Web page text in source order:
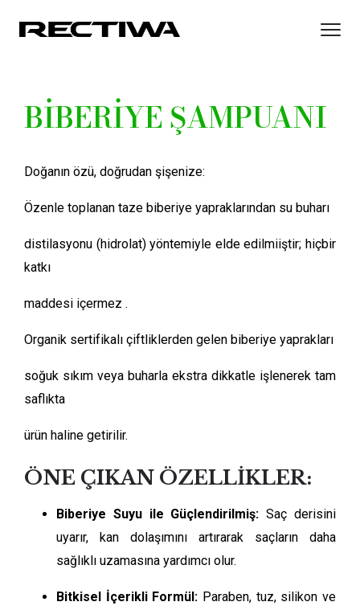
BİBERİYE ŞAMPUANI
Doğanın özü, doğrudan şişenize:
Özenle toplanan taze biberiye yapraklarından su buharı
distilasyonu (hidrolat) yöntemiyle elde edilmiiştir; hiçbir
katkı
maddesi içermez .
Organik sertifikalı çiftliklerden gelen biberiye yaprakları
soğuk sıkım veya buharla ekstra dikkatle işlenerek tam
saflıkta
ürün haline getirilir.
ÖNE ÇIKAN ÖZELLİKLER:
Biberiye Suyu ile Güçlendirilmiş: Saç derisini
uyarır, kan dolaşımını artırarak saçların daha
sağlıklı uzamasına yardımcı olur.
Bitkisel İçerikli Formül: Paraben, tuz, silikon ve